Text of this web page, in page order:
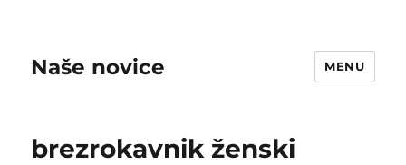
Naše novice MENU
brezrokavnik ženski